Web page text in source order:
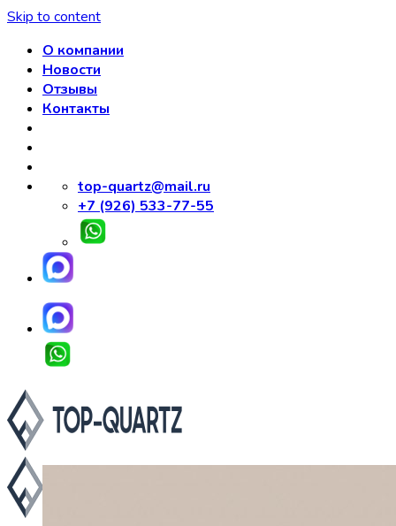
Skip to content
О компании
Новости
Отзывы
Контакты
top-quartz@mail.ru
+7 (926) 533-77-55